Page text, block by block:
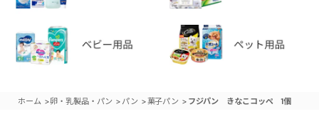
ホーム >卵・乳製品・パン > パン >菓子パン > フジパン きなこコッペ 1個